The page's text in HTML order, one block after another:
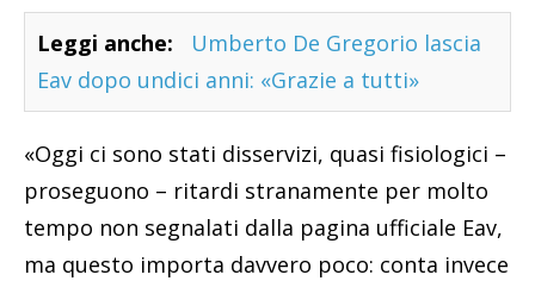
Leggi anche:
Umberto De Gregorio lascia
Eav dopo undici anni: «Grazie a tutti»
«Oggi ci sono stati disservizi, quasi fisiologici –
proseguono – ritardi stranamente per molto
tempo non segnalati dalla pagina ufficiale Eav,
ma questo importa davvero poco: conta invece